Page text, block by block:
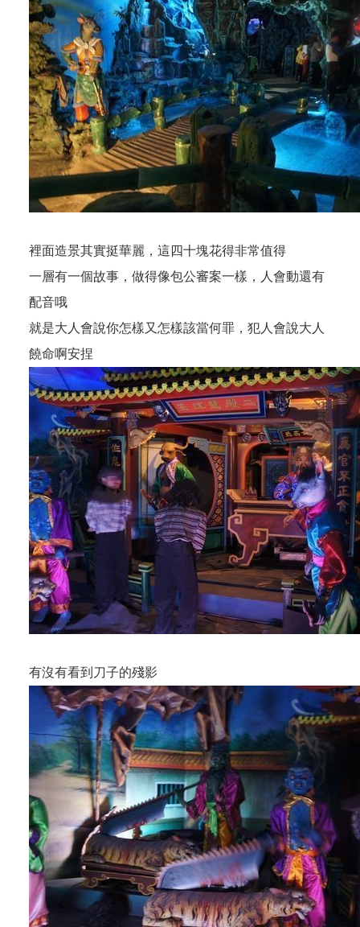
裡面造景其實挺華麗，這四十塊花得非常值得
一層有一個故事，做得像包公審案一樣，人會動還有
配音哦
就是大人會說你怎樣又怎樣該當何罪，犯人會說大人
饒命啊安捏
有沒有看到刀子的殘影